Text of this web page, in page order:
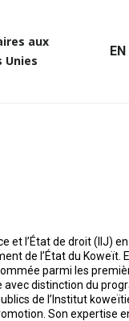
aux
Unies
EN
et l’État de droit (IIJ)
de l’État du Koweït.
parmi les
avec distinction du
de l’Institut
Son expertise